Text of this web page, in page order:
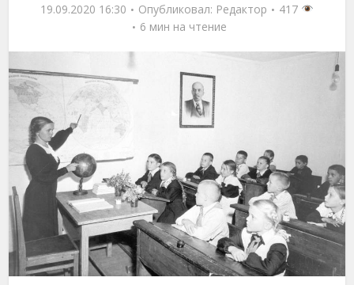
19.09.2020 16:30 Опубликовал: Редактор
417
6 мин на чтение